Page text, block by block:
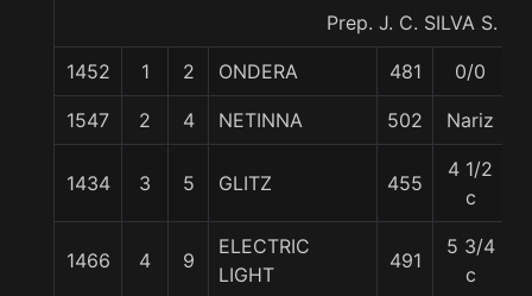
Prep. J. C. SILVA S.
1452 1 2 ONDERA 481 0/0
1547 2 4 NETINNA 502 Nariz
1434 3 5 GLITZ 455
4 1/2
c
1466 4 9
ELECTRIC
LIGHT
491
5 3/4
c